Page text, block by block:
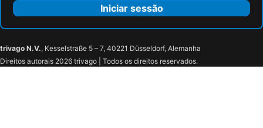
Iniciar sessão
trivago N.V., Kesselstraße 5 – 7, 40221 Düsseldorf, Alemanha
Direitos autorais 2026 trivago | Todos os direitos reservados.